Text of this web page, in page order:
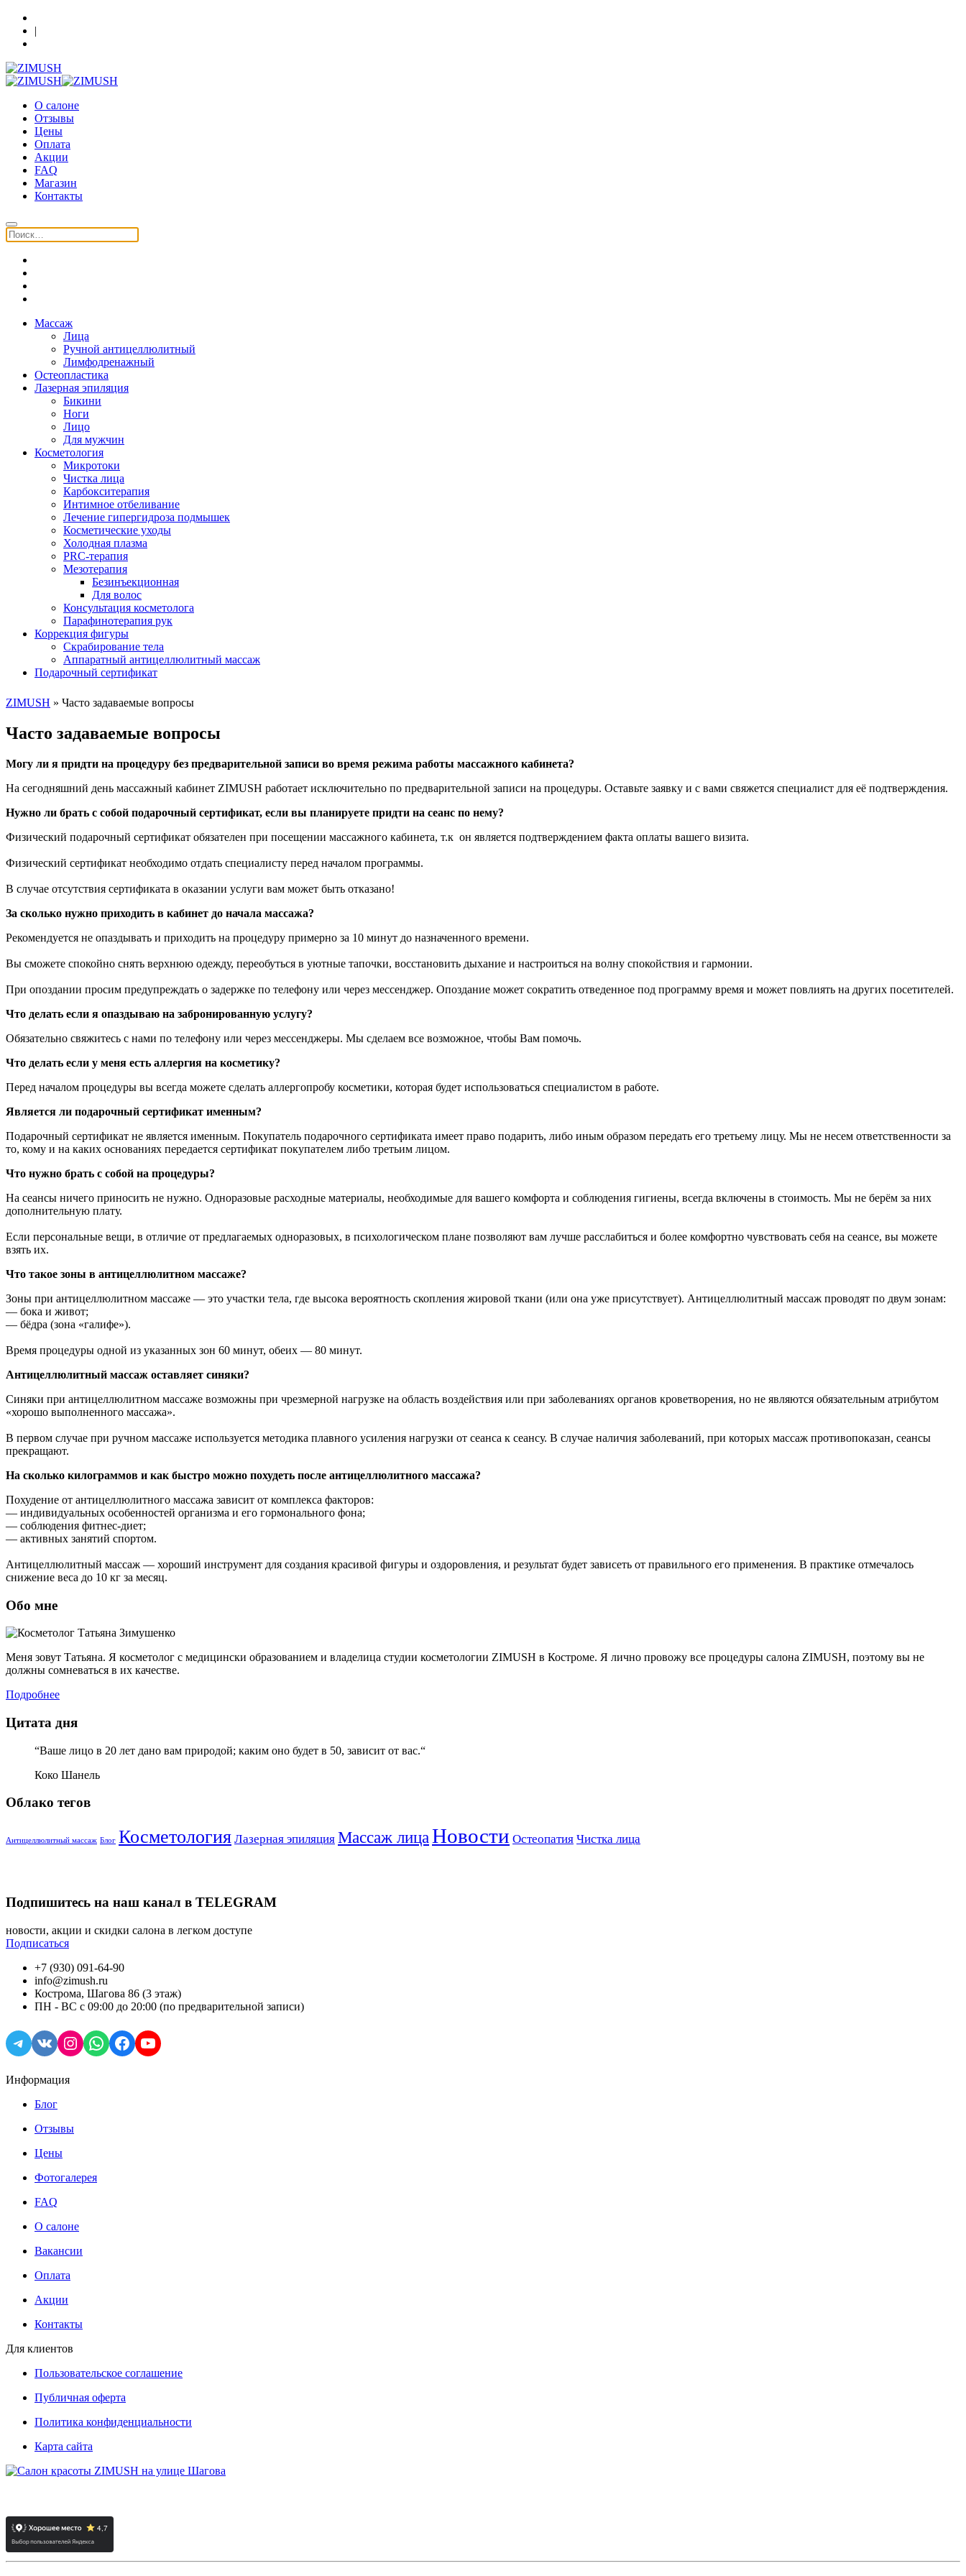
|
О салоне
Отзывы
Цены
Оплата
Акции
FAQ
Магазин
Контакты
Массаж
Лица
Ручной антицеллюлитный
Лимфодренажный
Остеопластика
Лазерная эпиляция
Бикини
Ноги
Лицо
Для мужчин
Косметология
Микротоки
Чистка лица
Карбокситерапия
Интимное отбеливание
Лечение гипергидроза подмышек
Косметические уходы
Холодная плазма
PRC-терапия
Мезотерапия
Безинъекционная
Для волос
Консультация косметолога
Парафинотерапия рук
Коррекция фигуры
Скрабирование тела
Аппаратный антицеллюлитный массаж
Подарочный сертификат
ZIMUSH » Часто задаваемые вопросы
Часто задаваемые вопросы
Могу ли я придти на процедуру без предварительной записи во время режима работы массажного кабинета?
На сегодняшний день массажный кабинет ZIMUSH работает исключительно по предварительной записи на процедуры. Оставьте заявку и с вами свяжется специалист для её подтверждения.
Нужно ли брать с собой подарочный сертификат, если вы планируете придти на сеанс по нему?
Физический подарочный сертификат обязателен при посещении массажного кабинета, т.к он является подтверждением факта оплаты вашего визита.
Физический сертификат необходимо отдать специалисту перед началом программы.
В случае отсутствия сертификата в оказании услуги вам может быть отказано!
За сколько нужно приходить в кабинет до начала массажа?
Рекомендуется не опаздывать и приходить на процедуру примерно за 10 минут до назначенного времени.
Вы сможете спокойно снять верхнюю одежду, переобуться в уютные тапочки, восстановить дыхание и настроиться на волну спокойствия и гармонии.
При опоздании просим предупреждать о задержке по телефону или через мессенджер. Опоздание может сократить отведенное под программу время и может повлиять на других посетителей.
Что делать если я опаздываю на забронированную услугу?
Обязательно свяжитесь с нами по телефону или через мессенджеры. Мы сделаем все возможное, чтобы Вам помочь.
Что делать если у меня есть аллергия на косметику?
Перед началом процедуры вы всегда можете сделать аллергопробу косметики, которая будет использоваться специалистом в работе.
Является ли подарочный сертификат именным?
Подарочный сертификат не является именным. Покупатель подарочного сертификата имеет право подарить, либо иным образом передать его третьему лицу. Мы не несем ответственности за
то, кому и на каких основаниях передается сертификат покупателем либо третьим лицом.
Что нужно брать с собой на процедуры?
На сеансы ничего приносить не нужно. Одноразовые расходные материалы, необходимые для вашего комфорта и соблюдения гигиены, всегда включены в стоимость. Мы не берём за них
дополнительную плату.
Если персональные вещи, в отличие от предлагаемых одноразовых, в психологическом плане позволяют вам лучше расслабиться и более комфортно чувствовать себя на сеансе, вы можете
взять их.
Что такое зоны в антицеллюлитном массаже?
Зоны при антицеллюлитном массаже — это участки тела, где высока вероятность скопления жировой ткани (или она уже присутствует). Антицеллюлитный массаж проводят по двум зонам:
— бока и живот;
— бёдра (зона «галифе»).
Время процедуры одной из указанных зон 60 минут, обеих — 80 минут.
Антицеллюлитный массаж оставляет синяки?
Синяки при антицеллюлитном массаже возможны при чрезмерной нагрузке на область воздействия или при заболеваниях органов кроветворения, но не являются обязательным атрибутом
«хорошо выполненного массажа».
В первом случае при ручном массаже используется методика плавного усиления нагрузки от сеанса к сеансу. В случае наличия заболеваний, при которых массаж противопоказан, сеансы
прекращают.
На сколько килограммов и как быстро можно похудеть после антицеллюлитного массажа?
Похудение от антицеллюлитного массажа зависит от комплекса факторов:
— индивидуальных особенностей организма и его гормонального фона;
— соблюдения фитнес-диет;
— активных занятий спортом.
Антицеллюлитный массаж — хороший инструмент для создания красивой фигуры и оздоровления, и результат будет зависеть от правильного его применения. В практике отмечалось
снижение веса до 10 кг за месяц.
Обо мне
Меня зовут Татьяна. Я косметолог с медицински образованием и владелица студии косметологии ZIMUSH в Костроме. Я лично провожу все процедуры салона ZIMUSH, поэтому вы не
должны сомневаться в их качестве.
Подробнее
Цитата дня
“Ваше лицо в 20 лет дано вам природой; каким оно будет в 50, зависит от вас.“
Коко Шанель
Облако тегов
Антицеллюлитный массаж Блог Косметология Лазерная эпиляция Массаж лицаНовости Остеопатия Чистка лица
Подпишитесь на наш канал в TELEGRAM
новости, акции и скидки салона в легком доступе
Подписаться
+7 (930) 091-64-90
info@zimush.ru
Кострома, Шагова 86 (3 этаж)
ПН - ВС с 09:00 до 20:00 (по предварительной записи)
Telegram
VK Instagram
WhatsApp
Facebook
YouTube
Информация
Блог
Отзывы
Цены
Фотогалерея
FAQ
О салоне
Вакансии
Оплата
Акции
Контакты
Для клиентов
Пользовательское соглашение
Публичная оферта
Политика конфиденциальности
Карта сайта